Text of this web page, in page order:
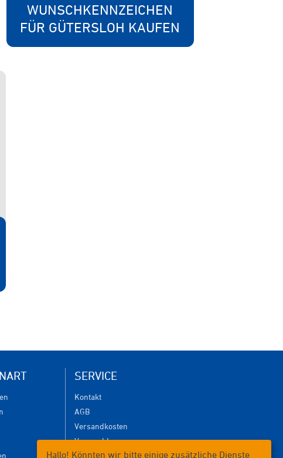
WUNSCHKENNZEICHEN
FÜR GÜTERSLOH KAUFEN
SERVICE
Kontakt
AGB
Versandkosten
Versanddauer
Lieferbedingungen
Hallo! Könnten wir bitte einige zusätzliche Dienste